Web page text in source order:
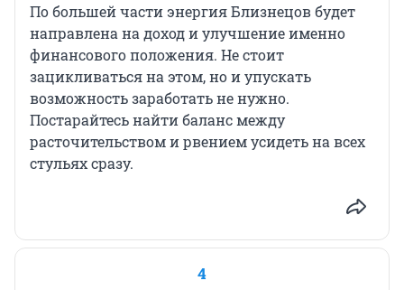
По большей части энергия Близнецов будет
направлена на доход и улучшение именно
финансового положения. Не стоит
зацикливаться на этом, но и упускать
возможность заработать не нужно.
Постарайтесь найти баланс между
расточительством и рвением усидеть на всех
стульях сразу.
4